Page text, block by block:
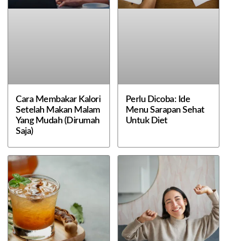
Cara Membakar Kalori
Setelah Makan Malam
Yang Mudah (Dirumah
Saja)
Perlu Dicoba: Ide
Menu Sarapan Sehat
Untuk Diet